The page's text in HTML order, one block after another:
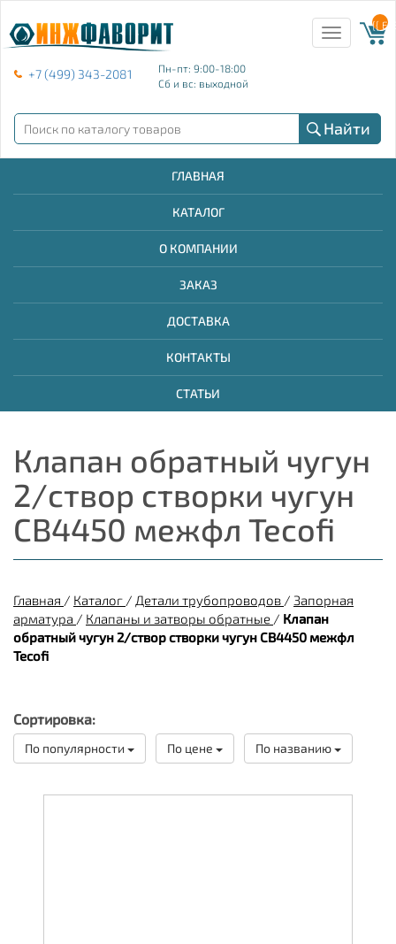
+7 (499) 343-2081
Пн-пт: 9:00-18:00
Сб и вс: выходной
Toggle
navigation
{{
Найти
ГЛАВНАЯ
КАТАЛОГ
О КОМПАНИИ
ЗАКАЗ
ДОСТАВКА
КОНТАКТЫ
СТАТЬИ
Клапан обратный чугун
2/створ створки чугун
CB4450 межфл Tecofi
Главная / Каталог / Детали трубопроводов / Запорная
арматура / Клапаны и затворы обратные / Клапан
обратный чугун 2/створ створки чугун CB4450 межфл
Tecofi
Сортировка:
По популярности По цене По названию